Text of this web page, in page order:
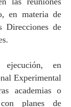
en materia de
Direcciones de
en
Experimental
academias o
planes de